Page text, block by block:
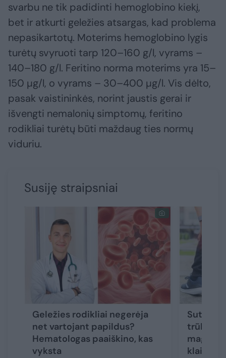
svarbu ne tik padidinti hemoglobino kiekį,
bet ir atkurti geležies atsargas, kad problema
nepasikartotų. Moterims hemoglobino lygis
turėtų svyruoti tarp 120–160 g/l, vyrams –
140–180 g/l. Feritino norma moterims yra 15–
150 µg/l, o vyrams – 30–400 µg/l. Vis dėlto,
pasak vaistininkės, norint jaustis gerai ir
išvengti nemalonių simptomų, feritino
rodikliai turėtų būti maždaug ties normų
viduriu.
Susiję straipsniai
Geležies rodikliai negerėja
net vartojant papildus?
Hematologas paaiškino, kas
vyksta
magnio
klaida